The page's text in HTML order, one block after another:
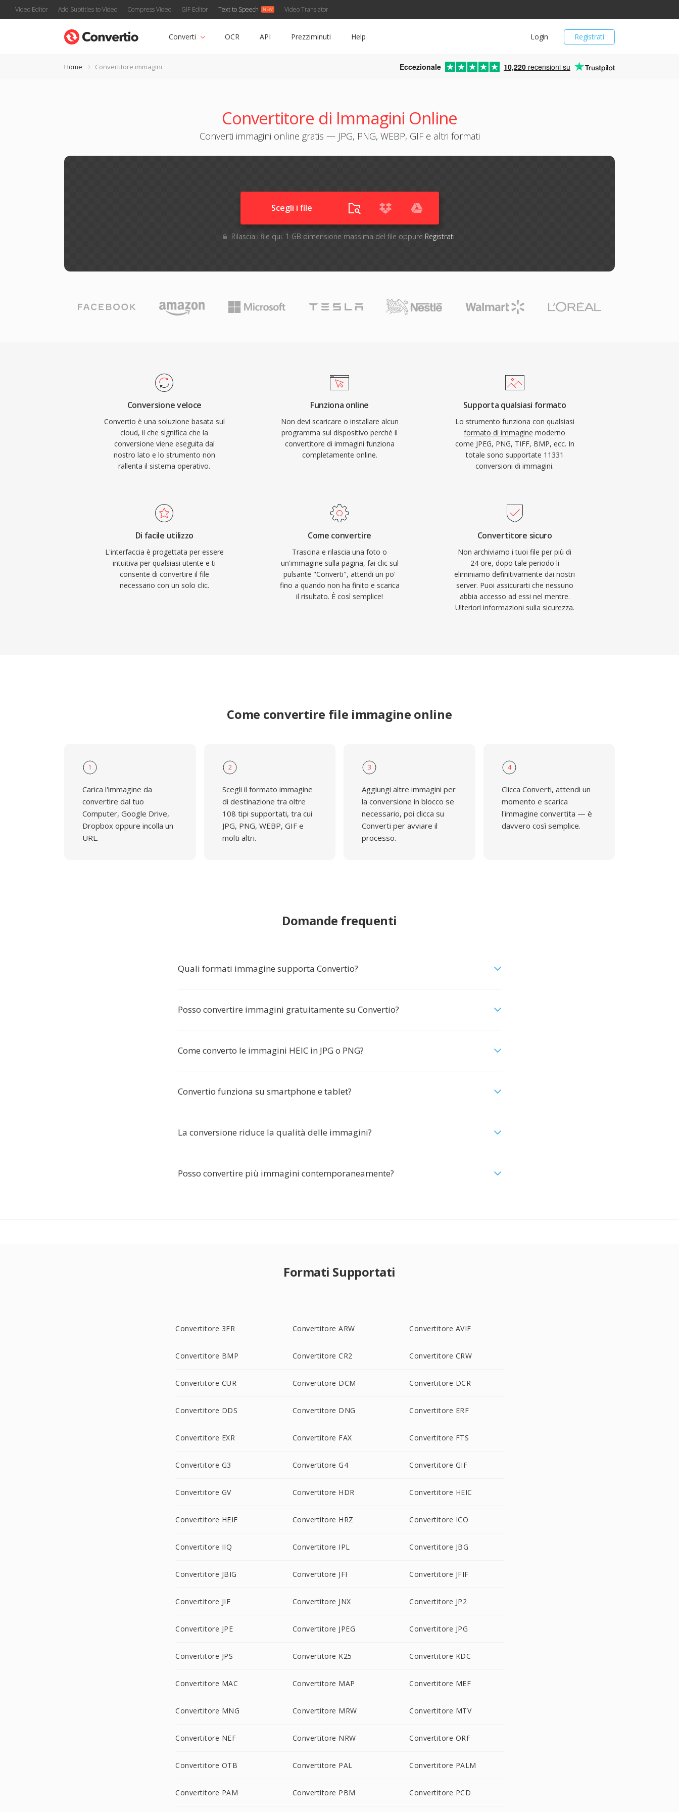
Video Editor Add Subtitles to Video Compress Video GIF Editor Text to Speech Video Translator
Registrati
Login
Converti OCR API Prezziminuti Help
Home Convertitore immagini Eccezionale 10,220 recensioni su
Convertitore di Immagini Online
Converti immagini online gratis — JPG, PNG, WEBP, GIF e altri formati
Scegli i file
Rilascia i file qui. 1 GB dimensione massima del file oppure Registrati
Conversione veloce
Convertio è una soluzione basata sul
cloud, il che significa che la
conversione viene eseguita dal
nostro lato e lo strumento non
rallenta il sistema operativo.
Funziona online
Non devi scaricare o installare alcun
programma sul dispositivo perché il
convertitore di immagini funziona
completamente online.
Supporta qualsiasi formato
Lo strumento funziona con qualsiasi
formato di immagine moderno
come JPEG, PNG, TIFF, BMP, ecc. In
totale sono supportate 11331
conversioni di immagini.
Di facile utilizzo
L'interfaccia è progettata per essere
intuitiva per qualsiasi utente e ti
consente di convertire il file
necessario con un solo clic.
Come convertire
Trascina e rilascia una foto o
un'immagine sulla pagina, fai clic sul
pulsante "Converti", attendi un po'
fino a quando non ha finito e scarica
il risultato. È così semplice!
Convertitore sicuro
Non archiviamo i tuoi file per più di
24 ore, dopo tale periodo li
eliminiamo definitivamente dai nostri
server. Puoi assicurarti che nessuno
abbia accesso ad essi nel mentre.
Ulteriori informazioni sulla sicurezza.
Come convertire file immagine online
1
Carica l'immagine da
convertire dal tuo
Computer, Google Drive,
Dropbox oppure incolla un
URL.
2
Scegli il formato immagine
di destinazione tra oltre
108 tipi supportati, tra cui
JPG, PNG, WEBP, GIF e
molti altri.
3
Aggiungi altre immagini per
la conversione in blocco se
necessario, poi clicca su
Converti per avviare il
processo.
4
Clicca Converti, attendi un
momento e scarica
l'immagine convertita — è
davvero così semplice.
Domande frequenti
Quali formati immagine supporta Convertio?
Posso convertire immagini gratuitamente su Convertio?
Come converto le immagini HEIC in JPG o PNG?
Convertio funziona su smartphone e tablet?
La conversione riduce la qualità delle immagini?
Posso convertire più immagini contemporaneamente?
Formati Supportati
Convertitore 3FR Convertitore ARW Convertitore AVIF
Convertitore BMP Convertitore CR2 Convertitore CRW
Convertitore CUR Convertitore DCM Convertitore DCR
Convertitore DDS Convertitore DNG Convertitore ERF
Convertitore EXR Convertitore FAX Convertitore FTS
Convertitore G3 Convertitore G4 Convertitore GIF
Convertitore GV Convertitore HDR Convertitore HEIC
Convertitore HEIF Convertitore HRZ Convertitore ICO
Convertitore IIQ Convertitore IPL Convertitore JBG
Convertitore JBIG Convertitore JFI Convertitore JFIF
Convertitore JIF Convertitore JNX Convertitore JP2
Convertitore JPE Convertitore JPEG Convertitore JPG
Convertitore JPS Convertitore K25 Convertitore KDC
Convertitore MAC Convertitore MAP Convertitore MEF
Convertitore MNG Convertitore MRW Convertitore MTV
Convertitore NEF Convertitore NRW Convertitore ORF
Convertitore OTB Convertitore PAL Convertitore PALM
Convertitore PAM Convertitore PBM Convertitore PCD